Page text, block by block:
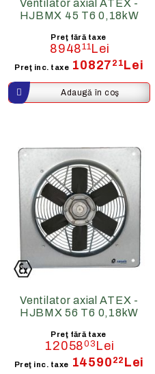
Ventilator axial ATEX -
HJBMX 45 T6 0,18kW
Preţ fără taxe
894811Lei
Preţ inc. taxe 10827 21Lei
Ventilator axial ATEX -
HJBMX 56 T6 0,18kW
Preţ fără taxe
1205803 Lei
Preţ inc. taxe 14590 22 Lei